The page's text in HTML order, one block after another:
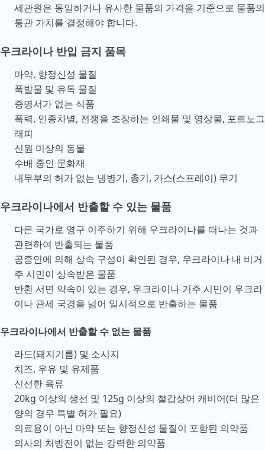
세관원은 동일하거나 유사한 물품의 가격을 기준으로 물품의
통관 가치를 결정해야 합니다.
우크라이나 반입 금지 품목
마약, 향정신성 물질
폭발물 및 유독 물질
증명서가 없는 식품
폭력, 인종차별, 전쟁을 조장하는 인쇄물 및 영상물, 포르노그
래피
신원 미상의 동물
수배 중인 문화재
내무부의 허가 없는 냉병기, 총기, 가스(스프레이) 무기
우크라이나에서 반출할 수 있는 물품
다른 국가로 영구 이주하기 위해 우크라이나를 떠나는 것과
관련하여 반출되는 물품
공증인에 의해 상속 구성이 확인된 경우, 우크라이나 내 비거
주 시민이 상속받은 물품
반환 서면 약속이 있는 경우, 우크라이나 거주 시민이 우크라
이나 관세 국경을 넘어 일시적으로 반출하는 물품
우크라이나에서 반출할 수 없는 물품
라드(돼지기름) 및 소시지
치즈, 우유 및 유제품
신선한 육류
20kg 이상의 생선 및 125g 이상의 철갑상어 캐비어(더 많은
양의 경우 특별 허가 필요)
의료용이 아닌 마약 또는 향정신성 물질이 포함된 의약품
의사의 처방전이 없는 강력한 의약품